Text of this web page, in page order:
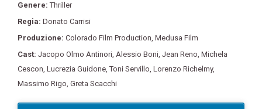
Genere:Thriller
Regia: Donato Carrisi
Produzione: Colorado Film Production, Medusa Film
Cast: Jacopo Olmo Antinori, Alessio Boni, Jean Reno, Michela
Cescon, Lucrezia Guidone,Toni Servillo, Lorenzo Richelmy,
Massimo Rigo, Greta Scacchi